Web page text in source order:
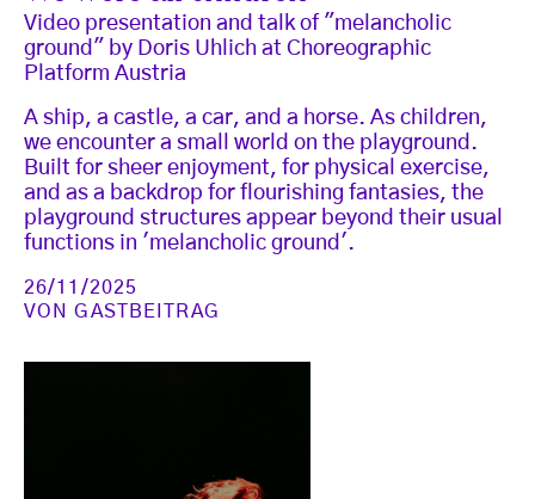
Video presentation and talk of "melancholic
ground" by Doris Uhlich at Choreographic
Platform Austria
A ship, a castle, a car, and a horse. As children,
we encounter a small world on the playground.
Built for sheer enjoyment, for physical exercise,
and as a backdrop for flourishing fantasies, the
playground structures appear beyond their usual
functions in 'melancholic ground'.
26/11/2025
VONGASTBEITRAG